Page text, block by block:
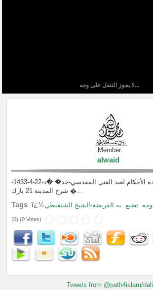
لا يجوز التنفل على وجه...
Member:
alwaid
من درس شرح عمدة الأحكام لعبد الغني المقدسي-جد� �د-22-4-1433-
شرح المدينة 21 بارك �...
Tags ï¿½ وجه تضيع به الفريضة-الشيخ الشنقيطي
(0) (0 Votes)
Tweets from @path4islam/dalil